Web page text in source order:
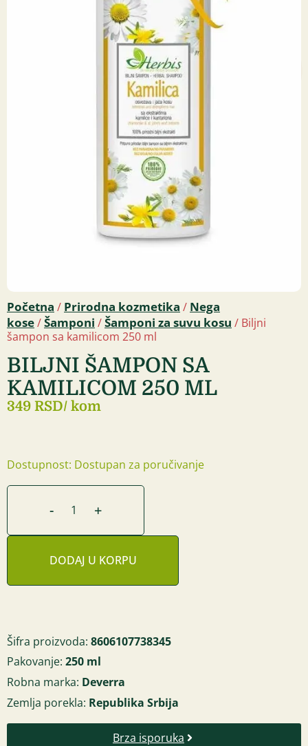
Početna / Prirodna kozmetika / Nega
kose/Šamponi /Šamponi za suvu kosu / Biljni
šampon sa kamilicom 250 ml
BILJNI ŠAMPON SA
KAMILICOM 250 ML
349 RSD/ kom
Dostupnost: Dostupan za poručivanje
- +
DODAJ U KORPU
Šifra proizvoda: 8606107738345
Pakovanje: 250 ml
Robna marka: Deverra
Zemlja porekla: Republika Srbija
Brza isporuka